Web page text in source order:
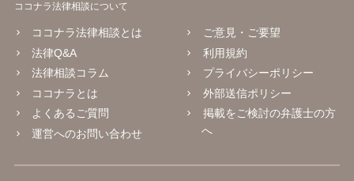
ココナラ法律相談について
ココナラ法律相談とは
法律Q&A
法律相談コラム
ココナラとは
よくあるご質問
運営へのお問い合わせ
ご意見・ご要望
利用規約
プライバシーポリシー
外部送信ポリシー
掲載をご検討の弁護士の方
へ